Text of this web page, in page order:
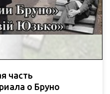
часть
о Бруно